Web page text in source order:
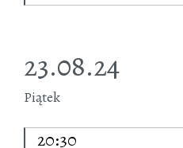
23.08.24
Piątek
20:30